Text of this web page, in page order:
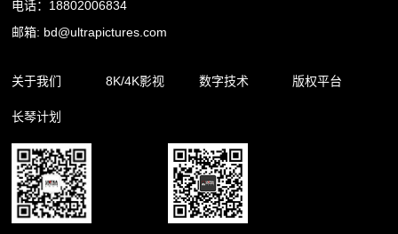
电话：18802006834
邮箱: bd@ultrapictures.com
关于我们
企业简介
企业新闻
8K/4K影视
影视出品
影视制作
数字技术
杜比全景声
扩展现实
版权平台
长琴计划